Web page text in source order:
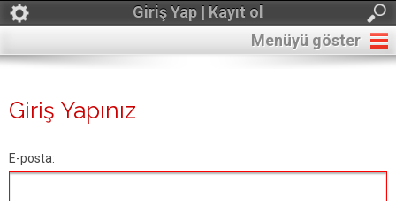
Giriş Yap | Kayıt ol
Menüyü göster
Giriş Yapınız
E-posta: